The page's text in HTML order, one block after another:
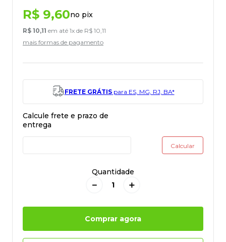
R$ 9,60no pix
R$ 10,11 em até 1x de R$ 10,11
mais formas de pagamento
FRETE GRÁTISpara ES, MG, RJ, BA*
Quantidade
＋
－
Comprar agora